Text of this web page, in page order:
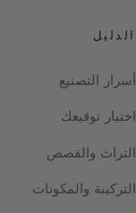
الدليل
أسرار التصنيع
اختيار توقيعك
التراث والقصص
التركيبة والمكونات